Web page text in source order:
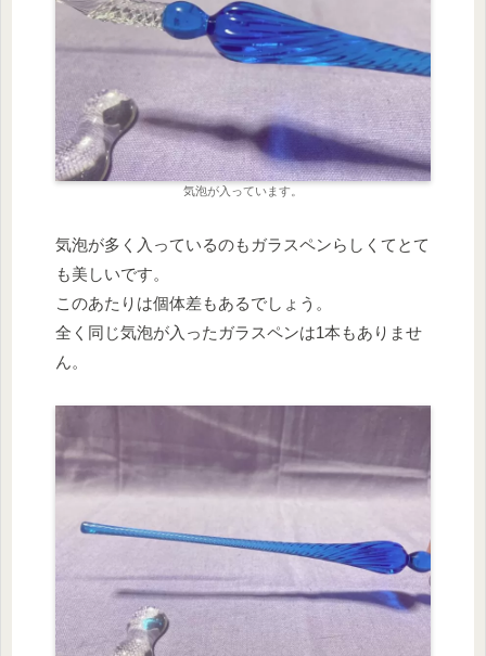
気泡が入っています。
気泡が多く入っているのもガラスペンらしくてとて
も美しいです。
このあたりは個体差もあるでしょう。
全く同じ気泡が入ったガラスペンは1本もありませ
ん。